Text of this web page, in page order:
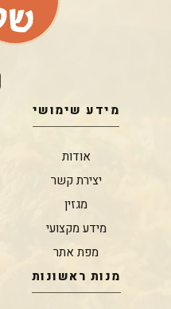
מידע שימושי
אודות
יצירת קשר
מגזין
מידע מקצועי
מפת אתר
מנות ראשונות